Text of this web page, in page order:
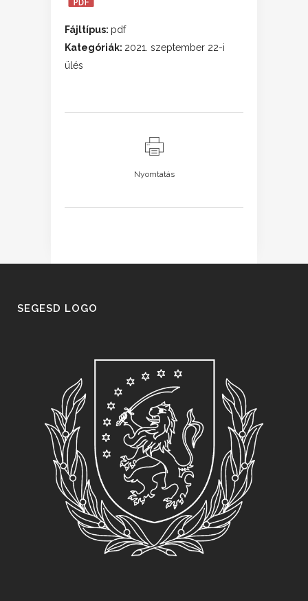
Fájltípus: pdf
Kategóriák: 2021. szeptember 22-i
ülés
Nyomtatás
SEGESD LOGO